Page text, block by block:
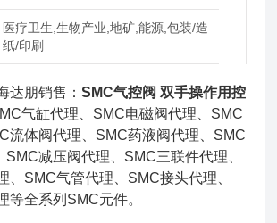
医疗卫生,生物产业,地矿,能源,包装/造
纸/印刷
达朋销售：SMC气控阀 双手操作用控
气缸代理、SMC电磁阀代理、SMC
流体阀代理、SMC药液阀代理、SMC
SMC减压阀代理、SMC三联件代理、
、SMC气管代理、SMC接头代理、
等全系列SMC元件。